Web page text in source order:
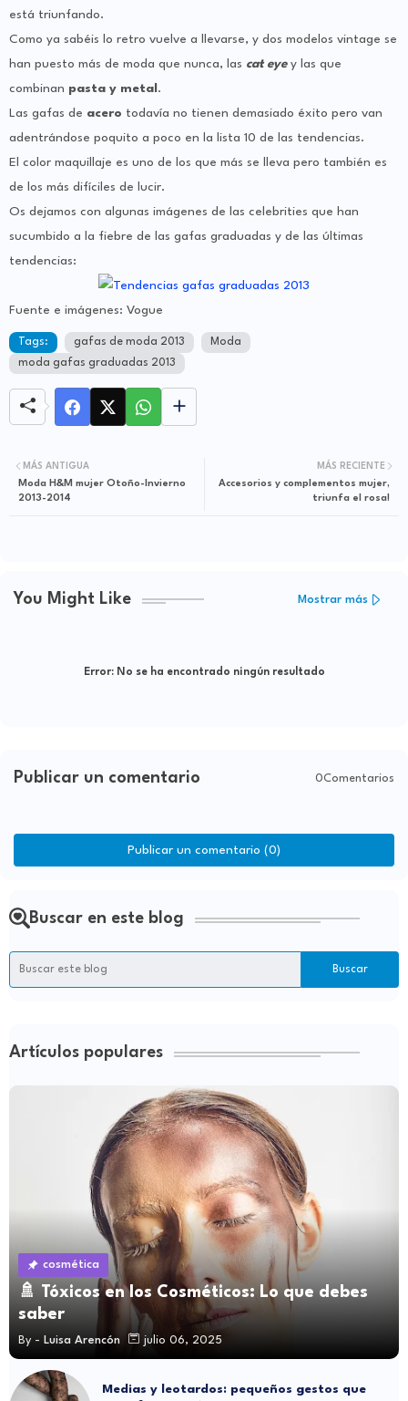
está triunfando.
Como ya sabéis lo retro vuelve a llevarse, y dos modelos vintage se
han puesto más de moda que nunca, las cat eyey las que
combinan pasta y metal .
Las gafas de acero todavía no tienen demasiado éxito pero van
adentrándose poquito a poco en la lista 10 de las tendencias.
El color maquillaje es uno de los que más se lleva pero también es
de los más difíciles de lucir.
Os dejamos con algunas imágenes de las celebrities que han
sucumbido a la fiebre de las gafas graduadas y de las últimas
tendencias:
Fuente e imágenes: Vogue
Tags: gafas de moda 2013
Moda
moda gafas graduadas 2013
MÁS RECIENTE
Accesorios y complementos mujer,
triunfa el rosa!
MÁS ANTIGUA
Moda H&M mujer Otoño-Invierno
2013-2014
You Might Like Mostrar más
Error:No se ha encontrado ningún resultado
Publicar un comentario 0Comentarios
Publicar un comentario (0)
Buscar en este blog
Artículos populares
cosmética
🚿 Tóxicos en los Cosméticos: Lo que debes
saber
By - Luisa Arencón julio 06, 2025
Medias y leotardos: pequeños gestos que